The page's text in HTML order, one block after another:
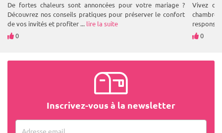
De fortes chaleurs sont annoncées pour votre mariage ?
Découvrez nos conseils pratiques pour préserver le confort
de vos invités et profiter ... lire la suite
0
Vivez
0
Inscrivez-vous à la newsletter
Adresse email